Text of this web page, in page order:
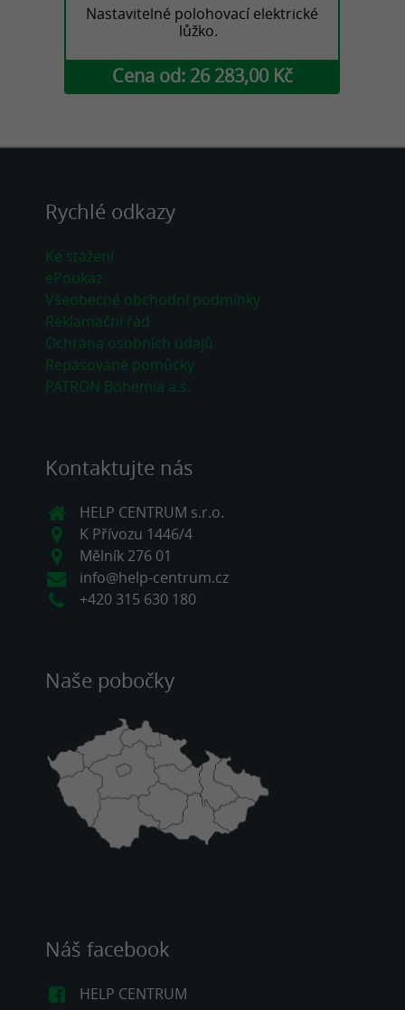
Nastavitelné polohovací elektrické
lůžko.
Cena od: 26 283,00 Kč
Rychlé odkazy
Ke stažení
ePoukaz
Všeobecné obchodní podmínky
Reklamační řád
Ochrana osobních údajů
Repasované pomůcky
PATRON Bohemia a.s.
Kontaktujte nás
HELP CENTRUM s.r.o.
K Přívozu 1446/4
Mělník 276 01
info@help-centrum.cz
+420 315 630 180
Naše pobočky
Náš facebook
HELP CENTRUM